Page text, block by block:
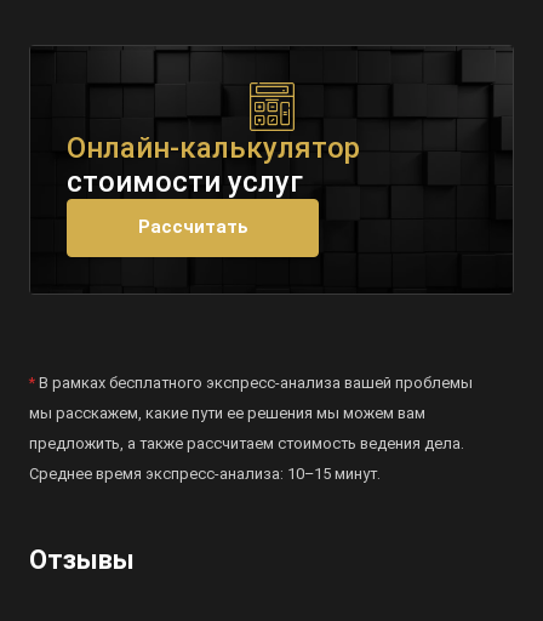
Онлайн-калькулятор
стоимости услуг
Рассчитать
* В рамках бесплатного экспресс-анализа вашей проблемы
мы расскажем, какие пути ее решения мы можем вам
предложить, а также рассчитаем стоимость ведения дела.
Среднее время экспресс-анализа: 10–15 минут.
Отзывы